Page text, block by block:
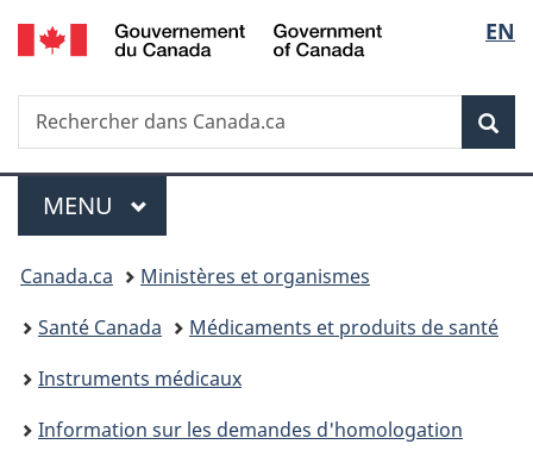
Passer
au
principal
Passer
à
Au
du
Passer
au
de
section
Passer
à
version
simplifiée
de
la
EN
Recherche
Rechercher
dans
Menu
MENU PRINCIPAL
Vous
êtes
ici :
Canada.ca
Ministères et organismes
Santé Canada
Médicaments et produits de santé
Instruments médicaux
Information sur les demandes d'homologation